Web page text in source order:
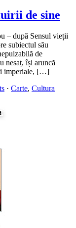
de sine
– după Sensul vieții
subiectul său
de
nesaț, își aruncă
imperiale, […]
· Carte, Cultura